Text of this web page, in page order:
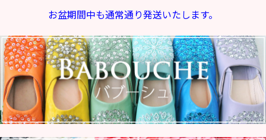
お盆期間中も通常通り発送いたします。